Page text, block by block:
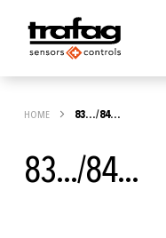
HOME 83…/84…
83.../84...